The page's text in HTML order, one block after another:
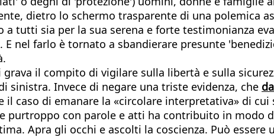
dietro lo schermo trasparente di una polemica
a tutti sia per la sua serena e forte testimonianza
nel farlo è tornato a sbandierare presunte
grava il compito di vigilare sulla libertà e sulla
sinistra. Invece di negare una triste evidenza, che
il caso di emanare la «circolare interpretativa» di
purtroppo con parole e atti ha contribuito in modo
Apra gli occhi e ascolti la coscienza. Può essere